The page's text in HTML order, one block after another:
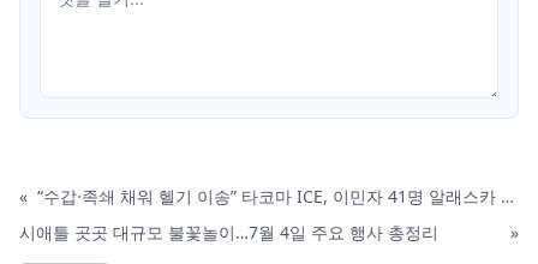
«
“수갑·족쇄 채워 헬기 이송” 타코마 ICE, 이민자 41명 알래스카 강제 이전 논란
시애틀 곳곳 대규모 불꽃놀이…7월 4일 주요 행사 총정리
»